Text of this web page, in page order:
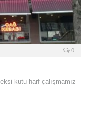
0
kutu harf çalışmamız